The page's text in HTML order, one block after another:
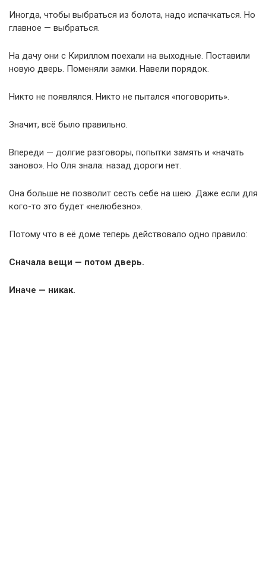
Иногда, чтобы выбраться из болота, надо испачкаться. Но
главное — выбраться.
На дачу они с Кириллом поехали на выходные. Поставили
новую дверь. Поменяли замки. Навели порядок.
Никто не появлялся. Никто не пытался «поговорить».
Значит, всё было правильно.
Впереди — долгие разговоры, попытки замять и «начать
заново». Но Оля знала: назад дороги нет.
Она больше не позволит сесть себе на шею. Даже если для
кого-то это будет «нелюбезно».
Потому что в её доме теперь действовало одно правило:
Сначала вещи — потом дверь.
Иначе — никак.